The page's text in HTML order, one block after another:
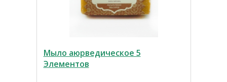
Мыло аюрведическое 5
Элементов